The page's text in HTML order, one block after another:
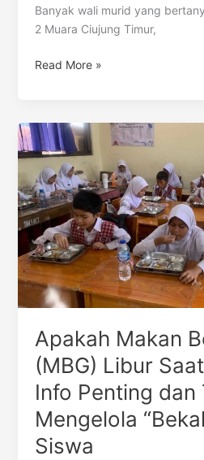
Banyak wali murid yang
2 Muara Ciujung Timur,
Read More »
Apakah Makan
(MBG) Libur
Info Penting dan
Mengelola
Siswa
Apakah
Makan
Bergizi
Gratis
(MBG)
Libur
Saat
Puasa?
Ini
Info
dan
Tips
Mengelola
“Bekal
Berbuka”
Siswa